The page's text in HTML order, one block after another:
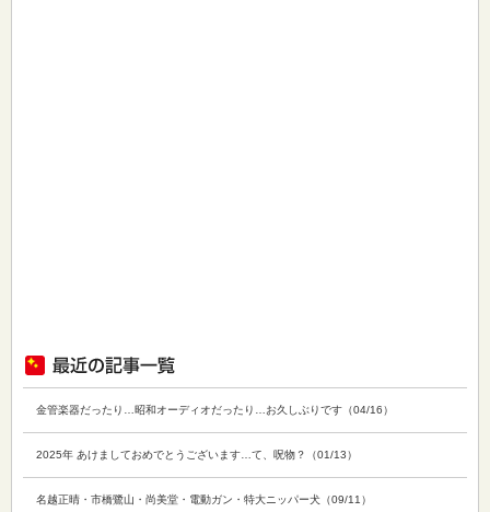
金管楽器だったり…昭和オーディオだったり…お久しぶりです（04/16）
2025年 あけましておめでとうございます…て、呪物？（01/13）
名越正晴・市橋鷺山・尚美堂・電動ガン・特大ニッパー犬（09/11）